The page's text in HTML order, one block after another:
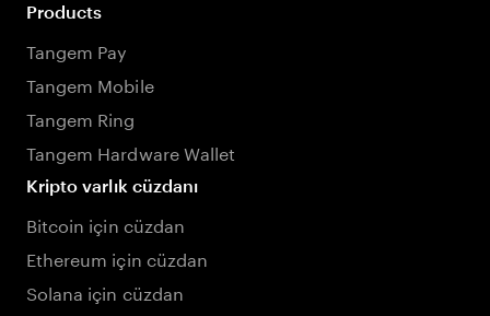
Products
Tangem Pay
Tangem Mobile
Tangem Ring
Tangem Hardware Wallet
Kripto varlık cüzdanı
Bitcoin için cüzdan
Ethereum için cüzdan
Solana için cüzdan